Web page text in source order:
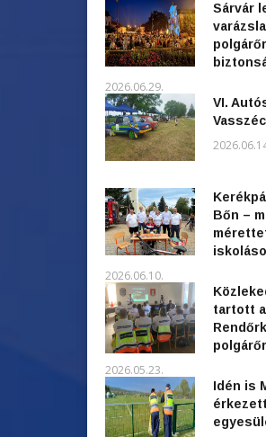
Sárvár
2026.06.29.
VI.
Bőn –
2026.06.10.
tartott
2026.05.23.
Idén is